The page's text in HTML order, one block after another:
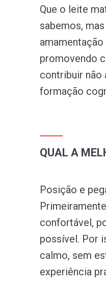
Que o leite
sabemos,
promovendo
contribuir não
formação
QUAL A
Posição e
confortável,
possível. Por
calmo, sem
experiência